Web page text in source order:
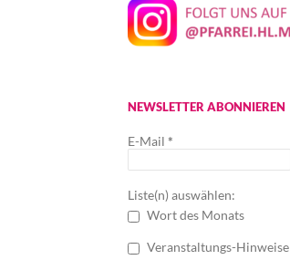
NEWSLETTER ABONNIEREN
E-Mail *
Liste(n) auswählen:
Wort des Monats
Veranstaltungs-Hinweise